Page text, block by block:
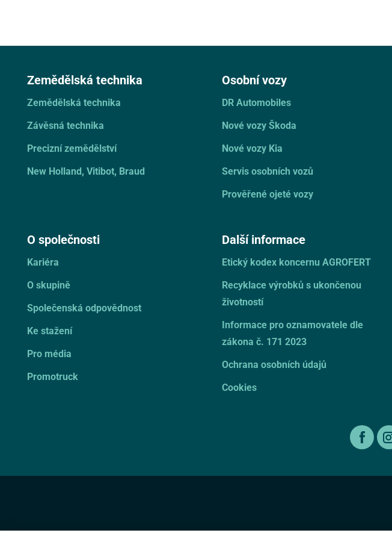
Zemědělská technika
Zemědělská technika
Závěsná technika
Precizní zemědělství
New Holland, Vitibot, Braud
Osobní vozy
DR Automobiles
Nové vozy Škoda
Nové vozy Kia
Servis osobních vozů
Prověřené ojeté vozy
O společnosti
Kariéra
O skupině
Společenská odpovědnost
Ke stažení
Pro média
Promotruck
Další informace
Etický kodex koncernu AGROFERT
Recyklace výrobků s ukončenou
životností
Informace pro oznamovatele dle
zákona č. 171 2023
Ochrana osobních údajů
Cookies